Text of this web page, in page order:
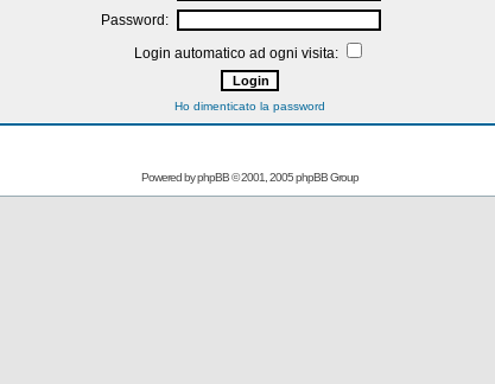
Password:
Login automatico ad ogni visita:
Ho dimenticato la password
Powered byphpBB© 2001, 2005 phpBB Group